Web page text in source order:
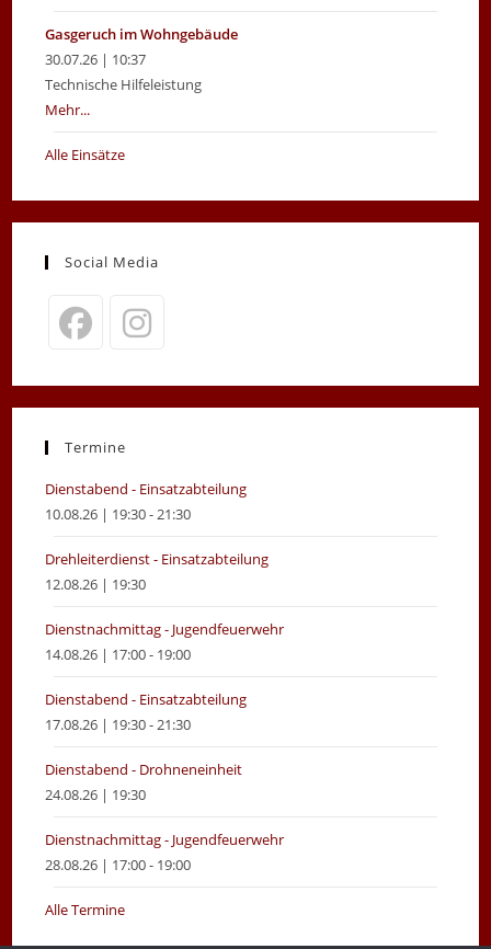
Gasgeruch im Wohngebäude
30.07.26 | 10:37
Technische Hilfeleistung
Mehr...
Alle Einsätze
Social Media
in
new
in
new
Termine
Dienstabend - Einsatzabteilung
10.08.26 | 19:30 - 21:30
Drehleiterdienst - Einsatzabteilung
12.08.26 | 19:30
Dienstnachmittag - Jugendfeuerwehr
14.08.26 | 17:00 - 19:00
Dienstabend - Einsatzabteilung
17.08.26 | 19:30 - 21:30
Dienstabend - Drohneneinheit
24.08.26 | 19:30
Dienstnachmittag - Jugendfeuerwehr
28.08.26 | 17:00 - 19:00
Alle Termine